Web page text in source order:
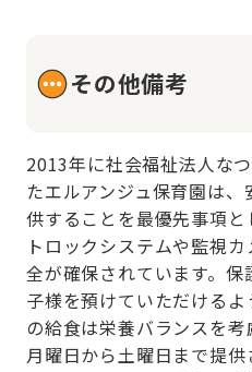
その他備考
2013年に社会福祉法人な
たエルアンジュ保育園は
供することを最優先事項
トロックシステムや監視
全が確保されています。
子様を預けていただける
の給食は栄養バランスを考
月曜日から土曜日まで提